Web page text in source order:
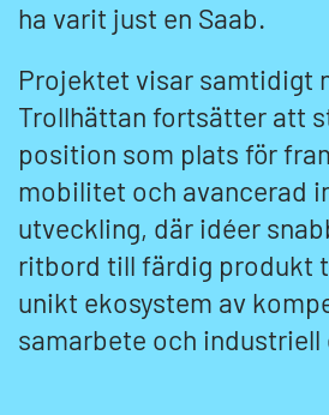
ha varit just en Saab.
Projektet visar samtidigt
Trollhättan fortsätter att
position som plats för
mobilitet och avancerad
utveckling, där idéer
ritbord till färdig produkt
unikt ekosystem av
samarbete och industriell